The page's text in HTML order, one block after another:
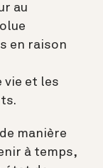
au
en raison
vie et les
manière
à temps,